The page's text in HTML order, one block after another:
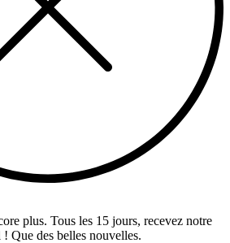
plus. Tous les 15 jours, recevez notre
Que des belles nouvelles.